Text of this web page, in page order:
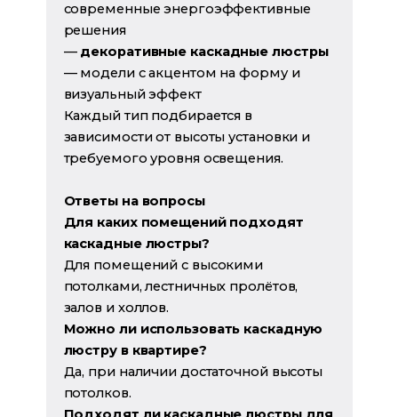
современные энергоэффективные
решения
— декоративные каскадные люстры
— модели с акцентом на форму и
визуальный эффект
Каждый тип подбирается в
зависимости от высоты установки и
требуемого уровня освещения.
Ответы на вопросы
Для каких помещений подходят
каскадные люстры?
Для помещений с высокими
потолками, лестничных пролётов,
залов и холлов.
Можно ли использовать каскадную
люстру в квартире?
Да, при наличии достаточной высоты
потолков.